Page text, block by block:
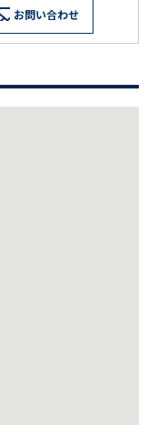
お問い合わせ